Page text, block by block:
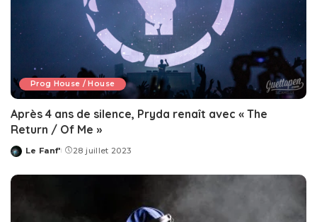
Prog House / House
Après 4 ans de silence, Pryda renaît avec « The
Return / Of Me »
Posted
Le Fanf' 28 juillet 2023